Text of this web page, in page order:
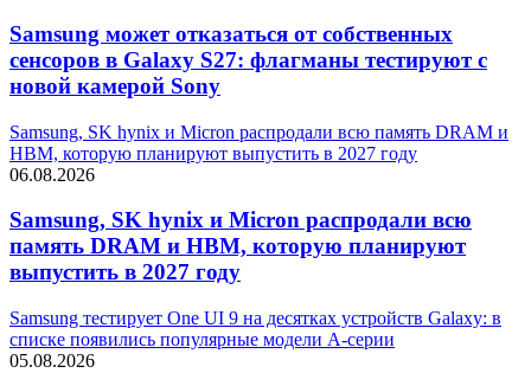
Samsung может отказаться от собственных
сенсоров в Galaxy S27: флагманы тестируют с
новой камерой Sony
Samsung, SK hynix и Micron распродали всю память DRAM и
HBM, которую планируют выпустить в 2027 году
06.08.2026
Samsung, SK hynix и Micron распродали всю
память DRAM и HBM, которую планируют
выпустить в 2027 году
Samsung тестирует One UI 9 на десятках устройств Galaxy: в
списке появились популярные модели A-серии
05.08.2026